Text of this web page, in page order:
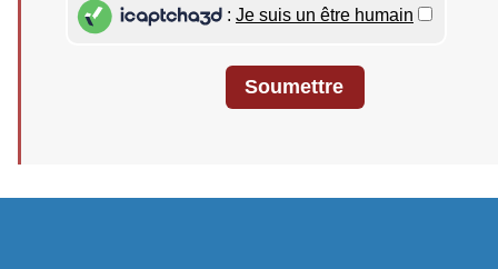
iCaptcha3D : Je suis un être humain